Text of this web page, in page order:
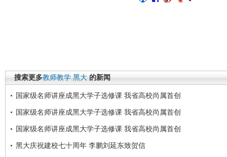
搜索更多教师教学 黑大 的新闻
国家级名师讲座成黑大学子选修课 我省高校尚属首创
国家级名师讲座成黑大学子选修课 我省高校尚属首创
国家级名师讲座成黑大学子选修课 我省高校尚属首创
黑大庆祝建校七十周年 李鹏刘延东致贺信